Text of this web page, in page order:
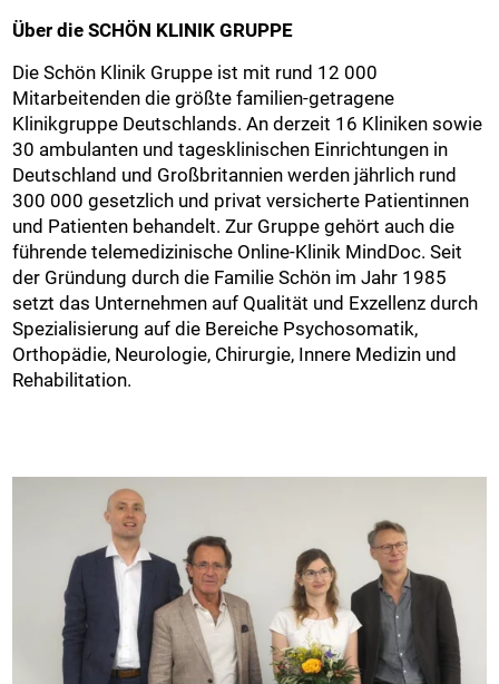
Über die SCHÖN KLINIK GRUPPE
Die Schön Klinik Gruppe ist mit rund 12 000
Mitarbeitenden die größte familien-getragene
Klinikgruppe Deutschlands. An derzeit 16 Kliniken sowie
30 ambulanten und tagesklinischen Einrichtungen in
Deutschland und Großbritannien werden jährlich rund
300 000 gesetzlich und privat versicherte Patientinnen
und Patienten behandelt. Zur Gruppe gehört auch die
führende telemedizinische Online-Klinik MindDoc. Seit
der Gründung durch die Familie Schön im Jahr 1985
setzt das Unternehmen auf Qualität und Exzellenz durch
Spezialisierung auf die Bereiche Psychosomatik,
Orthopädie, Neurologie, Chirurgie, Innere Medizin und
Rehabilitation.